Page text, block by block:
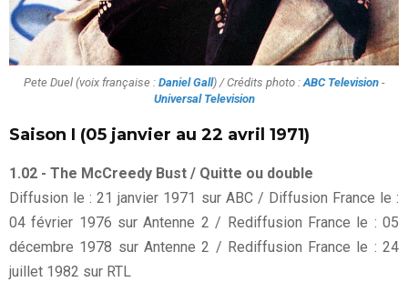
Pete Duel (voix française : Daniel Gall) / Crédits photo : ABC Television -
Universal Television
Saison I (05 janvier au 22 avril 1971)
1.02 - The McCreedy Bust / Quitte ou double
Diffusion le : 21 janvier 1971 sur ABC / Diffusion France le :
04 février 1976 sur Antenne 2 / Rediffusion France le : 05
décembre 1978 sur Antenne 2 / Rediffusion France le : 24
juillet 1982 sur RTL